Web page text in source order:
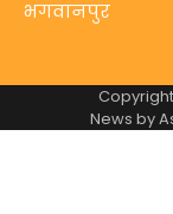
भगवानपुर
News by